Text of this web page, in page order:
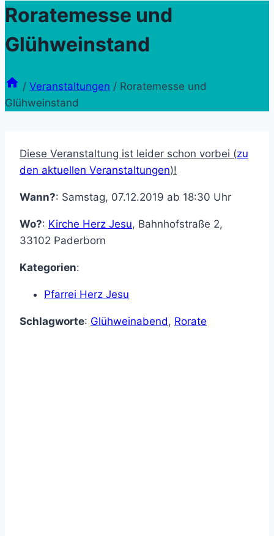
Roratemesse und
Glühweinstand
/ Veranstaltungen / Roratemesse und
Glühweinstand
Diese Veranstaltung ist leider schon vorbei (zu
den aktuellen Veranstaltungen)!
Wann?: Samstag, 07.12.2019 ab 18:30 Uhr
Wo?: Kirche Herz Jesu, Bahnhofstraße 2,
33102 Paderborn
Kategorien:
Pfarrei Herz Jesu
Schlagworte: Glühweinabend, Rorate